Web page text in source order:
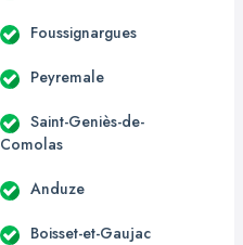
Foussignargues
Peyremale
Saint-Geniès-de-
Comolas
Anduze
Boisset-et-Gaujac